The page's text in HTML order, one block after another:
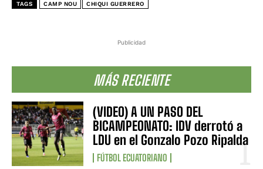
Publicidad
MÁS RECIENTE
(VIDEO) A UN PASO DEL
BICAMPEONATO: IDV derrotó a
LDU en el Gonzalo Pozo Ripalda
FÚTBOL ECUATORIANO
TAGS CAMP NOU CHIQUI GUERRERO